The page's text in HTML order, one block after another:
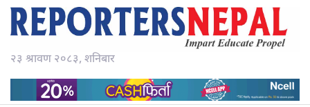
२३ श्रावण २०८३, शनिबार